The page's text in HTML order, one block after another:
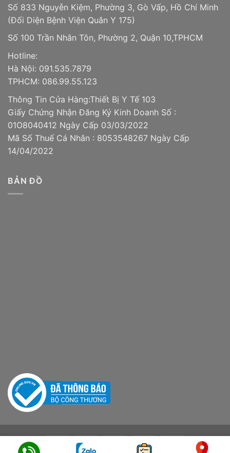
Số 833 Nguyễn Kiệm, Phường 3, Gò Vấp, Hồ Chí Minh
(Đối Diện Bệnh Viện Quân Y 175)
Số 100 Trần Nhân Tôn, Phường 2, Quận 10,TPHCM
Hotline:
Hà Nội: 091.535.7879
TPHCM: 086.99.55.123
Thông Tin Cửa Hàng:Thiết Bị Y Tế 103
Giấy Chứng Nhận Đăng Ký Kinh Doanh Số :
01O8040412 Ngày Cấp 03/03/2022
Mã Số Thuế Cá Nhân : 8053548267 Ngày Cấp
14/04/2022
BẢN ĐỒ